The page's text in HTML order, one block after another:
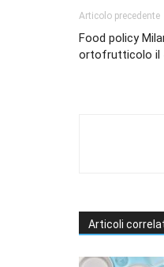
Articolo precedente
Food policy
ortofrutticolo il
Articoli